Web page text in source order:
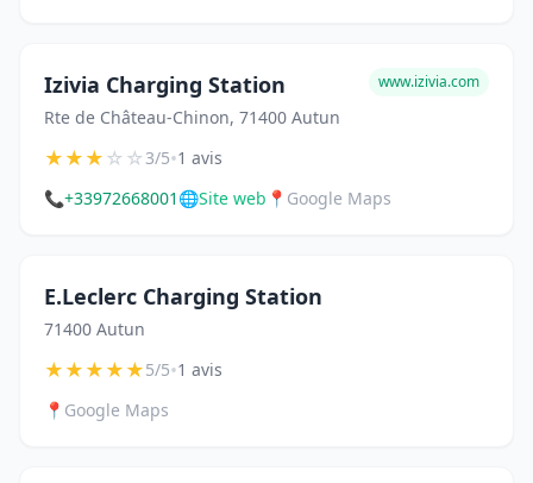
Izivia Charging Station
Rte de Château-Chinon, 71400 Autun
www.izivia.com
★★★☆☆3/5•1 avis
📞+33972668001 🌐Site web 📍 Google Maps
E.Leclerc Charging Station
71400 Autun
★★★★★5/5•1 avis
📍 Google Maps